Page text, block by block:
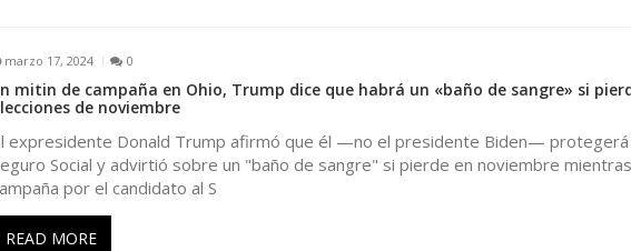
marzo 17, 2024 0
mitin de campaña en Ohio, Trump dice que habrá un «baño de sangre» si
de noviembre
expresidente Donald Trump afirmó que él —no el presidente Biden— protegerá
Social y advirtió sobre un "baño de sangre" si pierde en noviembre
por el candidato al S
READ MORE